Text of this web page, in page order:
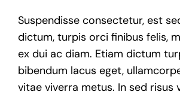
Suspendisse consectetur, est
dictum, turpis orci finibus felis,
ex dui ac diam. Etiam dictum
bibendum lacus eget,
vitae viverra metus. In sed risus